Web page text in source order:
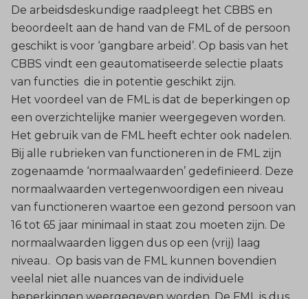
De arbeidsdeskundige raadpleegt het CBBS en
beoordeelt aan de hand van de FML of de persoon
geschikt is voor ‘gangbare arbeid’. Op basis van het
CBBS vindt een geautomatiseerde selectie plaats
van functies die in potentie geschikt zijn.
Het voordeel van de FML is dat de beperkingen op
een overzichtelijke manier weergegeven worden.
Het gebruik van de FML heeft echter ook nadelen.
Bij alle rubrieken van functioneren in de FML zijn
zogenaamde ‘normaalwaarden’ gedefinieerd. Deze
normaalwaarden vertegenwoordigen een niveau
van functioneren waartoe een gezond persoon van
16 tot 65 jaar minimaal in staat zou moeten zijn. De
normaalwaarden liggen dus op een (vrij) laag
niveau. Op basis van de FML kunnen bovendien
veelal niet alle nuances van de individuele
beperkingen weergegeven worden. De FML is dus